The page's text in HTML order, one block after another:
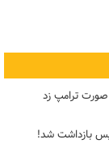
ترامپ زد
بازداشت شد!